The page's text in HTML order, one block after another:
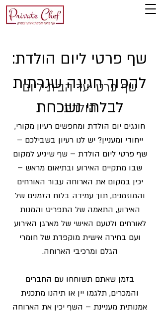
שף פרטי עד הבית ליום
הולדת
חוגגים יום הולדת ומחפשים רעיון מקורי,
ייחודי ומעניין? יש לנו רעיון בשבילכם –
שף פרטי ליום הולדת – שף שיגיע למקום
שבו מתקיים האירוע ובתיאום מראש –
יכין במקום את הארוחה עבור האורחים
והמוזמנים, תוך עמידה בלוח הזמנים של
האירוע, התאמה של התפריט והמנות
לאורחים ולטעם האישי של מארגן האירוע
ועם בחירה אישית מוקפדת של חומרי
הגלם ומרכיבי הארוחה.
בזמן שאתם תשוחחו עם החברים
והמכרים, תלגמו יין או תיהנו מתכנית
אמנותית מעניינת – השף יכין את הארוחה
שף פרטי ליום הולדת:
להפוך חגיגה שגרתית
לבלתי נשכחת